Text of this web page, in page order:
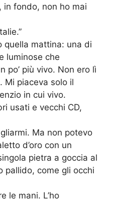
in fondo, non ho mai
quella mattina: una di
luminose che
po’ più vivo. Non ero lì
Mi piaceva solo il
in cui vivo.
usati e vecchi CD,
Ma non potevo
d’oro con un
pietra a goccia al
pallido, come gli occhi
le mani. L’ho